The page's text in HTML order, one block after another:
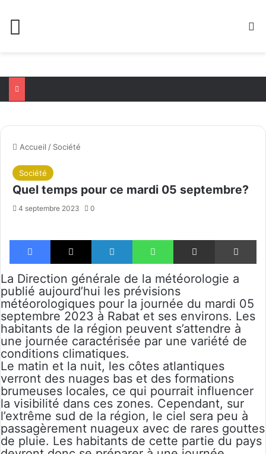
Accueil / Société
Société
Quel temps pour ce mardi 05 septembre?
4 septembre 2023 0
Facebook X Linkedin WhatsApp Partager par email
La Direction générale de la météorologie a
publié aujourd’hui les prévisions
météorologiques pour la journée du mardi 05
septembre 2023 à Rabat et ses environs. Les
habitants de la région peuvent s’attendre à
une journée caractérisée par une variété de
conditions climatiques.
Le matin et la nuit, les côtes atlantiques
verront des nuages bas et des formations
brumeuses locales, ce qui pourrait influencer
la visibilité dans ces zones. Cependant, sur
l’extrême sud de la région, le ciel sera peu à
passagèrement nuageux avec de rares gouttes
de pluie. Les habitants de cette partie du pays